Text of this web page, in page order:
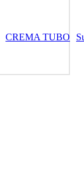
CREMA TUBO